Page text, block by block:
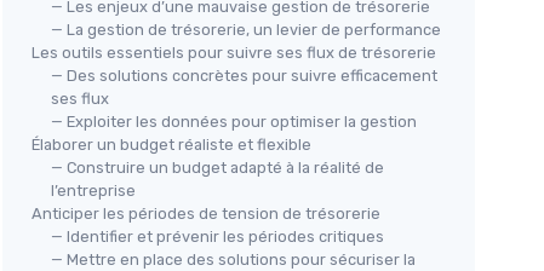
— Les enjeux d’une mauvaise gestion de trésorerie
— La gestion de trésorerie, un levier de performance
Les outils essentiels pour suivre ses flux de trésorerie
— Des solutions concrètes pour suivre efficacement
ses flux
— Exploiter les données pour optimiser la gestion
Élaborer un budget réaliste et flexible
— Construire un budget adapté à la réalité de
l’entreprise
Anticiper les périodes de tension de trésorerie
— Identifier et prévenir les périodes critiques
— Mettre en place des solutions pour sécuriser la